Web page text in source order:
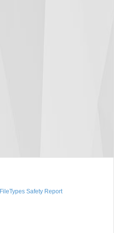
FileTypes Safety Report